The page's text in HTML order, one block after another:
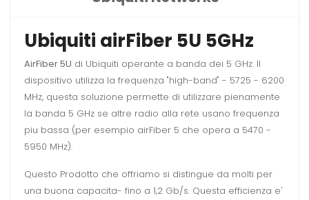
Ubiquiti airFiber 5U 5GHz
AirFiber 5U di Ubiquiti operante a banda dei 5 GHz. Il
dispositivo utilizza la frequenza "high-band" - 5725 - 6200
MHz, questa soluzione permette di utilizzare pienamente
la banda 5 GHz se altre radio alla rete usano frequenza
piu bassa (per esempio airFiber 5 che opera a 5470 -
5950 MHz).
Questo Prodotto che offriamo si distingue da molti per
una buona capacita- fino a 1,2 Gb/s. Questa efficienza e'